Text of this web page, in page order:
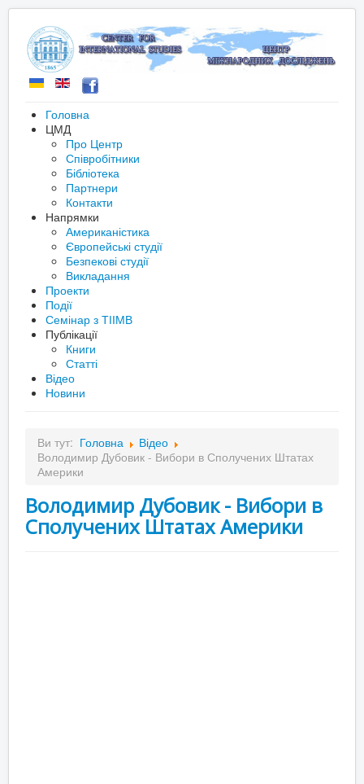
Головна
ЦМД
Про Центр
Співробітники
Бібліотека
Партнери
Контакти
Напрямки
Американістика
Європейські студії
Безпекові студії
Викладання
Проекти
Події
Семінар з ТІІМВ
Публікації
Книги
Статті
Відео
Новини
Ви тут: Головна
Відео
Володимир Дубовик - Вибори в Сполучених Штатах
Америки
Володимир Дубовик - Вибори в
Сполучених Штатах Америки